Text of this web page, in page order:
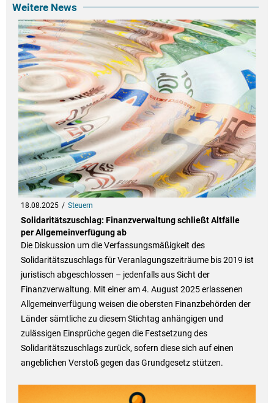
Weitere News
18.08.2025 Steuern
Solidaritätszuschlag: Finanzverwaltung schließt Altfälle
per Allgemeinverfügung ab
Die Diskussion um die Verfassungsmäßigkeit des
Solidaritätszuschlags für Veranlagungszeiträume bis 2019 ist
juristisch abgeschlossen – jedenfalls aus Sicht der
Finanzverwaltung. Mit einer am 4. August 2025 erlassenen
Allgemeinverfügung weisen die obersten Finanzbehörden der
Länder sämtliche zu diesem Stichtag anhängigen und
zulässigen Einsprüche gegen die Festsetzung des
Solidaritätszuschlags zurück, sofern diese sich auf einen
angeblichen Verstoß gegen das Grundgesetz stützen.